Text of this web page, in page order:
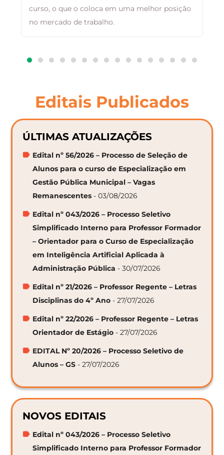
curso, o que o coloca em uma melhor posição
no mercado de trabalho.
Editais Publicados
ÚLTIMAS ATUALIZAÇÕES
Edital nº 56/2026 – Processo de Seleção de
Alunos para o curso de Especialização em
Gestão Pública Municipal – Vagas
Remanescentes - 03/08/2026
Edital nº 043/2026 – Processo Seletivo
Simplificado Interno para Professor Formador
– Orientador para o Curso de Especialização
em Inteligência Artificial Aplicada à
Administração Pública - 30/07/2026
Edital nº 21/2026 – Professor Regente – Letras
Disciplinas do 4º Ano - 27/07/2026
Edital nº 22/2026 – Professor Regente – Letras
Orientador de Estágio - 27/07/2026
EDITAL Nº 20/2026 – Processo Seletivo de
Alunos – GS - 27/07/2026
NOVOS EDITAIS
Edital nº 043/2026 – Processo Seletivo
Simplificado Interno para Professor Formador